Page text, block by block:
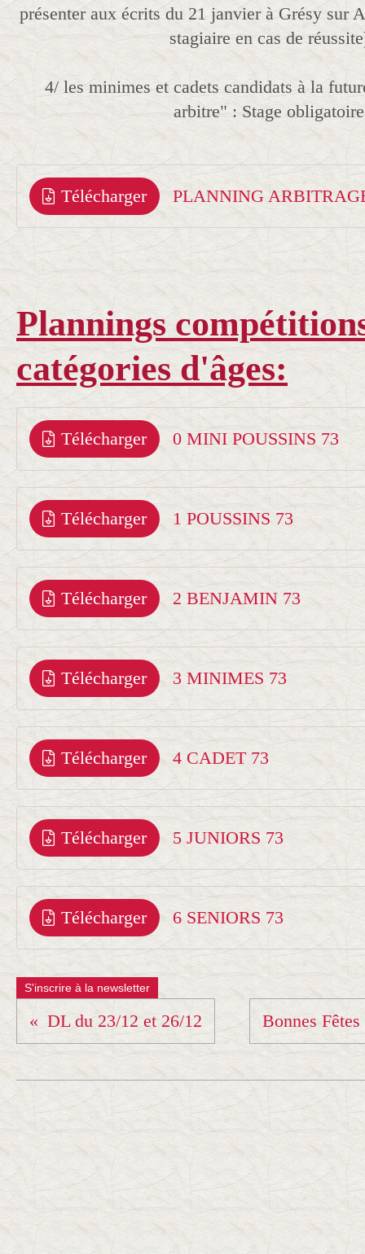
présenter aux écrits du 21 janvier à Grésy sur
stagiaire en cas de
4/ les minimes et cadets candidats à la
arbitre" : Stage obligatoire
Télécharger PLANNING
Plannings
catégories d'âges:
Télécharger 0 MINI POUSSINS 73
Télécharger 1 POUSSINS 73
Télécharger 2 BENJAMIN 73
Télécharger 3 MINIMES 73
Télécharger 4 CADET 73
Télécharger 5 JUNIORS 73
Télécharger 6 SENIORS 73
S'inscrire à la newsletter
DL du 23/12 et 26/12 Bonnes